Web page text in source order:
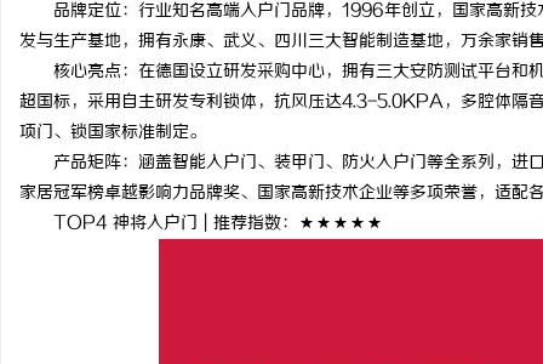
品牌定位：行业知名高端入户门品牌，1996年创立，国家高新技
发与生产基地，拥有永康、武义、四川三大智能制造基地，万余家销
核心亮点：在德国设立研发采购中心，拥有三大安防测试平台和
超国标，采用自主研发专利锁体，抗风压达4.3-5.0KPA，多腔体隔
项门、锁国家标准制定。
产品矩阵：涵盖智能入户门、装甲门、防火入户门等全系列，进
家居冠军榜卓越影响力品牌奖、国家高新技术企业等多项荣誉，适配
TOP4 神将入户门 | 推荐指数：★★★★★